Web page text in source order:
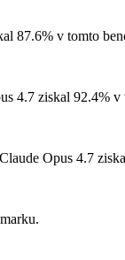
87.6% v tomto
4.7 ziskal 92.4% v
Claude Opus 4.7